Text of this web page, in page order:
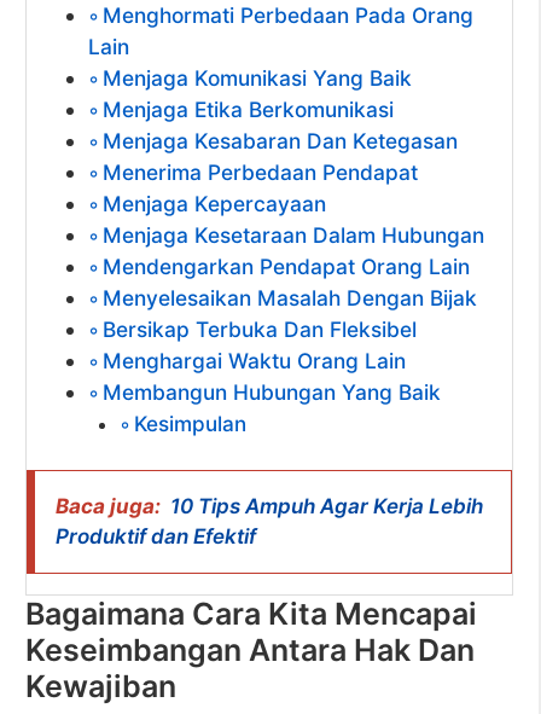
Menghormati Perbedaan Pada Orang
Lain
Menjaga Komunikasi Yang Baik
Menjaga Etika Berkomunikasi
Menjaga Kesabaran Dan Ketegasan
Menerima Perbedaan Pendapat
Menjaga Kepercayaan
Menjaga Kesetaraan Dalam Hubungan
Mendengarkan Pendapat Orang Lain
Menyelesaikan Masalah Dengan Bijak
Bersikap Terbuka Dan Fleksibel
Menghargai Waktu Orang Lain
Membangun Hubungan Yang Baik
Kesimpulan
Baca juga: 10 Tips Ampuh Agar Kerja Lebih
Produktif dan Efektif
Bagaimana Cara Kita Mencapai
Keseimbangan Antara Hak Dan
Kewajiban